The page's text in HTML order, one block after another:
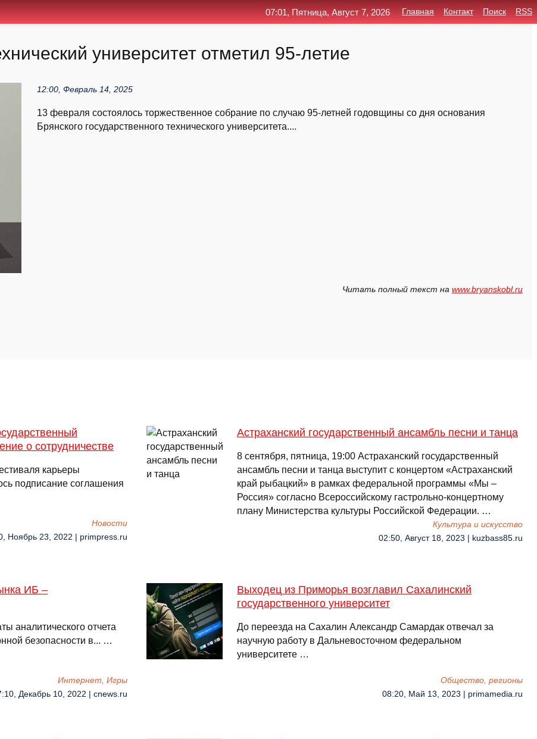
университет отметил 95-летие
12:00, Февраль 14, 2025
13 февраля состоялось торжественное собрание по случаю 95-летней годовщины со дня основания
Брянского государственного технического университета....
Читать полный текст на www.bryanskobl.ru
о сотрудничестве
карьеры
подписание соглашения
Новости
Ноябрь 23, 2022 | primpress.ru
Астраханский государственный ансамбль песни и танца
8 сентября, пятница, 19:00 Астраханский государственный
ансамбль песни и танца выступит с концертом «Астраханский
край рыбацкий» в рамках федеральной программы «Мы –
Россия» согласно Всероссийскому гастрольно-концертному
плану Министерства культуры Российской Федерации. …
Культура и искусство
02:50, Август 18, 2023 | kuzbass85.ru
ИБ –
аналитического отчета
безопасности в... …
Интернет, Игры
Декабрь 10, 2022 | cnews.ru
Выходец из Приморья возглавил Сахалинский
государственного университет
До переезда на Сахалин Александр Самардак отвечал за
научную работу в Дальневосточном федеральном
университете …
Общество, регионы
08:20, Май 13, 2023 | primamedia.ru
07:01, Пятница, Август 7, 2026 Главная Контакт Поиск RSS